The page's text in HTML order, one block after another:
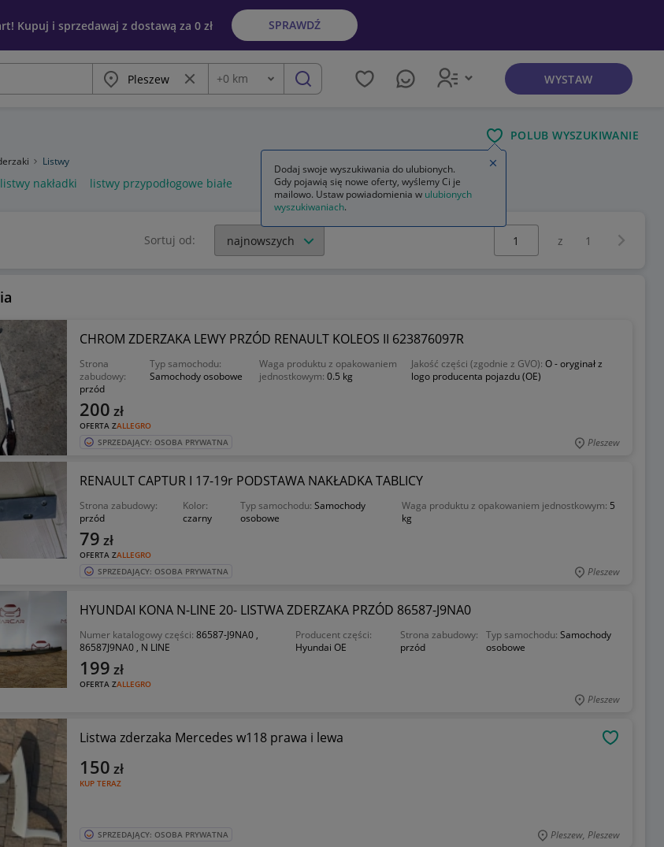
Kupuj i sprzedawaj z dostawą za 0 zł SPRAWDŹ
Miasto Wyczyść frazę
Odległość
+0 km szukaj WYSTAW
POLUB WYSZUKIWANIE
Listwy
listwy nakładki listwy przypodłogowe białe
siatki Sortuj od:
Wybierz stronę:
z 1
CHROM ZDERZAKA LEWY PRZÓD RENAULT KOLEOS II 623876097R
Strona
zabudowy:
przód
Typ samochodu:
Samochody osobowe
Waga produktu z opakowaniem
jednostkowym: 0.5 kg
Jakość części (zgodnie z GVO): O - oryginał z
logo producenta pojazdu (OE)
OFERTA ZALLEGRO
200 zł
SPRZEDAJĄCY: OSOBA PRYWATNA Pleszew
RENAULT CAPTUR I 17-19r PODSTAWA NAKŁADKA TABLICY
Strona zabudowy:
przód
Kolor:
czarny
Typ samochodu: Samochody
osobowe
Waga produktu z opakowaniem jednostkowym: 5
kg
OFERTA ZALLEGRO
79 zł
SPRZEDAJĄCY: OSOBA PRYWATNA Pleszew
HYUNDAI KONA N-LINE 20- LISTWA ZDERZAKA PRZÓD 86587-J9NA0
Numer katalogowy części: 86587-J9NA0 ,
86587J9NA0 , N LINE
Producent części:
Hyundai OE
Strona zabudowy:
przód
Typ samochodu: Samochody
osobowe
OFERTA ZALLEGRO
199 zł
Pleszew
Listwa zderzaka Mercedes w118 prawa i lewa
KUP TERAZ
150 zł
SPRZEDAJĄCY: OSOBA PRYWATNA Pleszew, Pleszew
Dodaj swoje wyszukiwania do ulubionych.
Gdy pojawią się nowe oferty, wyślemy Ci je
mailowo. Ustaw powiadomienia w ulubionych
wyszukiwaniach.
Zamknij wskazówkę